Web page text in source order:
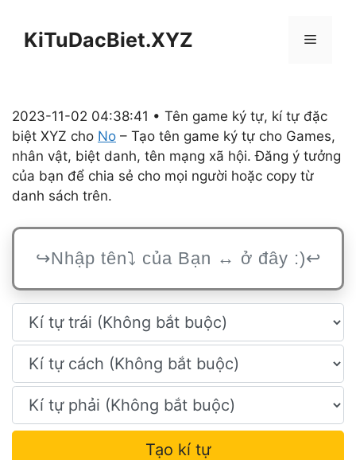
KiTuDacBiet.XYZ Menu
2023-11-02 04:38:41 • Tên game ký tự, kí tự đặc
biệt XYZ cho No – Tạo tên game ký tự cho Games,
nhân vật, biệt danh, tên mạng xã hội. Đăng ý tưởng
của bạn để chia sẻ cho mọi người hoặc copy từ
danh sách trên.
Tạo kí tự